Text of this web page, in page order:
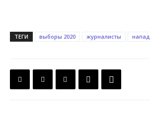
ТЕГИ выборы 2020 журналисты